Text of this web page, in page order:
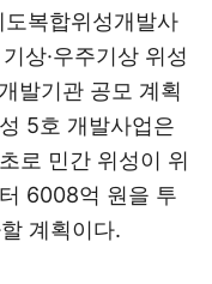
복합위성개발사
상·우주기상 위성
발기관 공모 계획
5호 개발사업은
로 민간 위성이 위
6008억 원을 투
계획이다.